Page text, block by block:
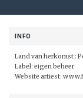
INFO
Land van herkomst :
Label: eigen beheer
Website artiest: